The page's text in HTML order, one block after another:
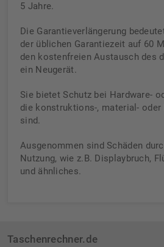
5 Jahre.
Die Garantieverlängerung
der üblichen Garantiezeit auf 60
den kostenfreien Austausch des
ein Neugerät.
Sie bietet Schutz bei Hardware-
die konstruktions-, material-
sind.
Ausgenommen sind Schäden
Nutzung, wie z.B. Displaybruch,
und ähnliches.
Taschenrechner.de